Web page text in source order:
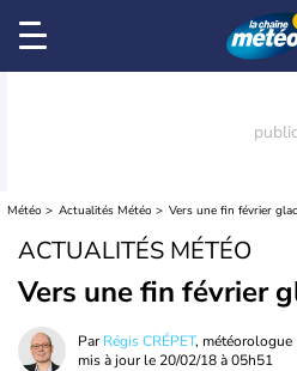
Météo Actualités Météo Vers une fin février
ACTUALITÉS MÉTÉO
Vers une fin février
ParRégis CRÉPET, météorologue
mis à jour le 20/02/18 à 05h51